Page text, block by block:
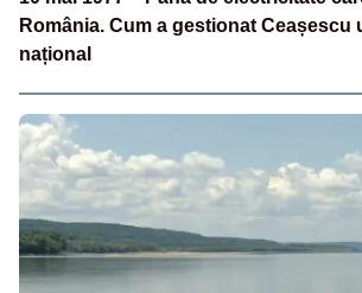
România. Cum a gestionat
național